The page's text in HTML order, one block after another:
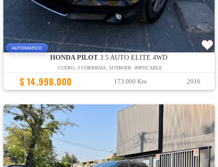
AUTOMATICO
HONDA PILOT3.5 AUTO ELITE 4WD
CUERO, 3 CORRIDAS, SUNROOF. IMPECABLE
$ 14.998.000 173.000 Km 2016